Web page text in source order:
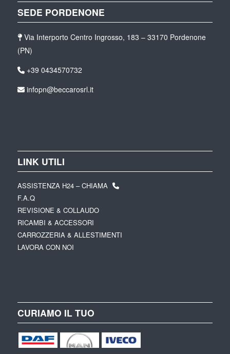
SEDE PORDENONE
Via Interporto Centro Ingrosso, 183 – 33170 Pordenone
(PN)
+39 0434570732
infopn@beccarosrl.it
LINK UTILI
ASSISTENZA H24 – CHIAMA
F.A.Q
REVISIONE & COLLAUDO
RICAMBI & ACCESSORI
CARROZZERIA & ALLESTIMENTI
LAVORA CON NOI
CURIAMO IL TUO